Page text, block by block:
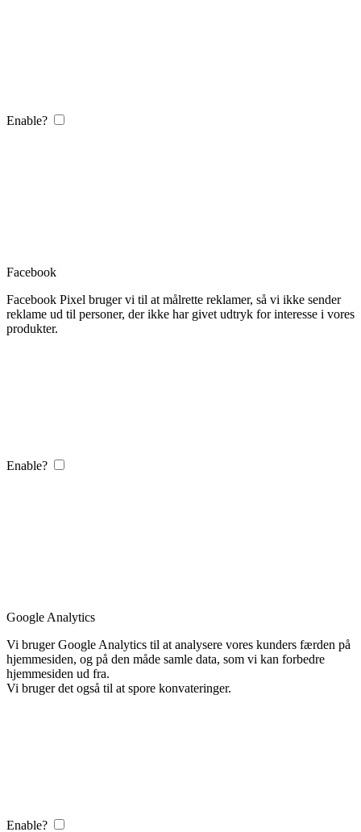
Enable?
Facebook
Facebook Pixel bruger vi til at målrette reklamer, så vi ikke sender
reklame ud til personer, der ikke har givet udtryk for interesse i vores
produkter.
Enable?
Google Analytics
Vi bruger Google Analytics til at analysere vores kunders færden på
hjemmesiden, og på den måde samle data, som vi kan forbedre
hjemmesiden ud fra.
Vi bruger det også til at spore konvateringer.
Enable?